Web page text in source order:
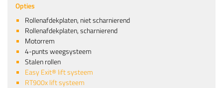
Opties
Rollenafdekplaten, niet scharnierend
Rollenafdekplaten, scharnierend
Motorrem
4-punts weegsysteem
Stalen rollen
Easy Exit® lift systeem
RT900x lift systeem